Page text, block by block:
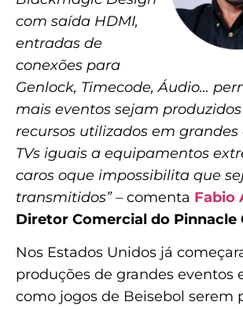
com saída HDMI,
entradas de
conexões para
Genlock, Timecode, Áudio…
mais eventos sejam
recursos utilizados em grandes
TVs iguais a equipamentos
caros oque impossibilita que
transmitidos”– comenta Fabio
Diretor Comercial do Pinnacle
Nos Estados Unidos já
produções de grandes eventos
como jogos de Beisebol serem